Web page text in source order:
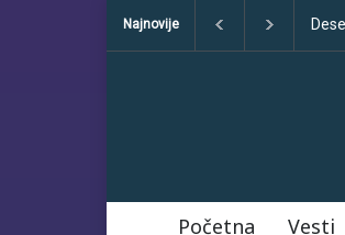
Najnovije
sporazuma: između obećanja i učinka
Početna Vesti